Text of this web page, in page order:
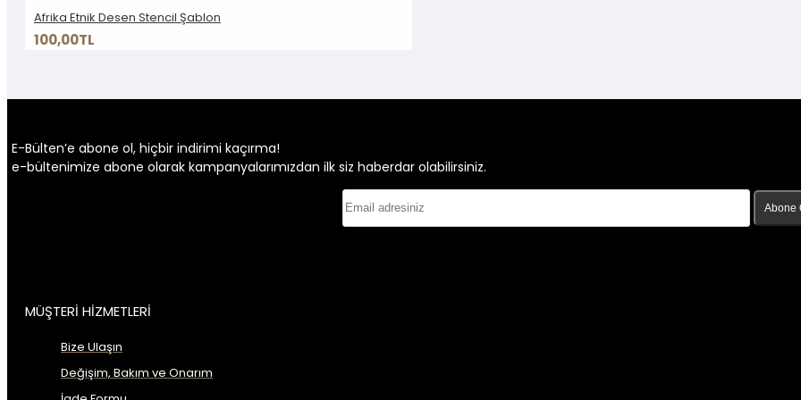
Afrika Etnik Desen Stencil Şablon
100,00TL
E-Bülten’e abone ol, hiçbir indirimi kaçırma!
e-bültenimize abone olarak kampanyalarımızdan ilk siz haberdar olabilirsiniz.
Abone
MÜŞTERİ HİZMETLERİ
Bize Ulaşın
Değişim, Bakım ve Onarım